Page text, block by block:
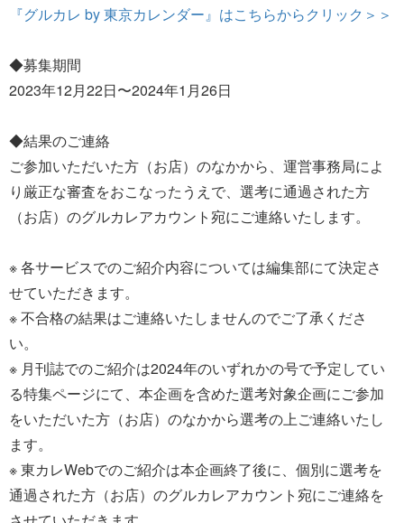
『グルカレ by 東京カレンダー』はこちらからクリック＞＞
◆募集期間
2023年12月22日〜2024年1月26日
◆結果のご連絡
ご参加いただいた方（お店）のなかから、運営事務局によ
り厳正な審査をおこなったうえで、選考に通過された方
（お店）のグルカレアカウント宛にご連絡いたします。
※ 各サービスでのご紹介内容については編集部にて決定さ
せていただきます。
※ 不合格の結果はご連絡いたしませんのでご了承くださ
い。
※ 月刊誌でのご紹介は2024年のいずれかの号で予定してい
る特集ページにて、本企画を含めた選考対象企画にご参加
をいただいた方（お店）のなかから選考の上ご連絡いたし
ます。
※ 東カレWebでのご紹介は本企画終了後に、個別に選考を
通過された方（お店）のグルカレアカウント宛にご連絡を